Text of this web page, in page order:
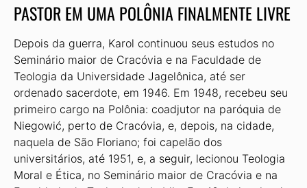
PASTOR EM UMA POLÔNIA FINALMENTE LIVRE
Depois da guerra, Karol continuou seus estudos no
Seminário maior de Cracóvia e na Faculdade de
Teologia da Universidade Jagelônica, até ser
ordenado sacerdote, em 1946. Em 1948, recebeu seu
primeiro cargo na Polônia: coadjutor na paróquia de
Niegowić, perto de Cracóvia, e, depois, na cidade,
naquela de São Floriano; foi capelão dos
universitários, até 1951, e, a seguir, lecionou Teologia
Moral e Ética, no Seminário maior de Cracóvia e na